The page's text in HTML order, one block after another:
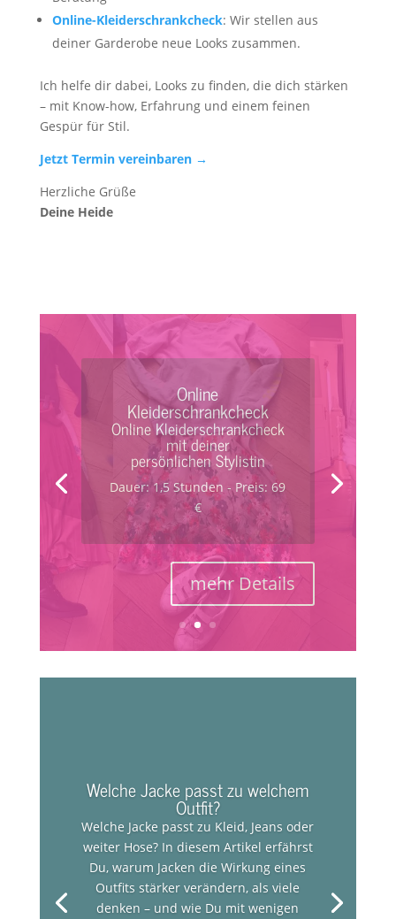
Online-Kleiderschrankcheck: Wir stellen aus
deiner Garderobe neue Looks zusammen.
Ich helfe dir dabei, Looks zu finden, die dich stärken
– mit Know-how, Erfahrung und einem feinen
Gespür für Stil.
Jetzt Termin vereinbaren →
Herzliche Grüße
Deine Heide
Kleiderschrankcheck
Kleiderschrankcheck mit
deiner persönlichenStylistin
Dauer: 3 Stunden - Preis: 179
€
mehr Details
Welche Jacke passt zu welchem
Outfit?
Welche Jacke passt zu Kleid, Jeans oder
weiter Hose? In diesem Artikel erfährst
Du, warum Jacken die Wirkung eines
Outfits stärker verändern, als viele
denken – und wie Du mit wenigen